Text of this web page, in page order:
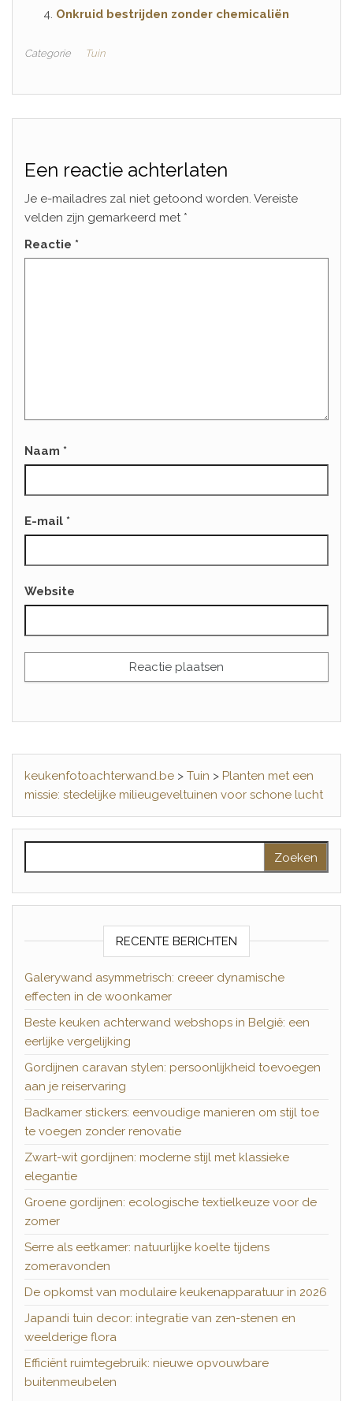
Onkruid bestrijden zonder chemicaliën
Categorie Tuin
Een reactie achterlaten
Je e-mailadres zal niet getoond worden. Vereiste
velden zijn gemarkeerd met *
Reactie *
Naam *
E-mail *
Website
keukenfotoachterwand.be > Tuin > Planten met een
missie: stedelijke milieugeveltuinen voor schone lucht
RECENTE BERICHTEN
Galerywand asymmetrisch: creeer dynamische
effecten in de woonkamer
Beste keuken achterwand webshops in België: een
eerlijke vergelijking
Gordijnen caravan stylen: persoonlijkheid toevoegen
aan je reiservaring
Badkamer stickers: eenvoudige manieren om stijl toe
te voegen zonder renovatie
Zwart-wit gordijnen: moderne stijl met klassieke
elegantie
Groene gordijnen: ecologische textielkeuze voor de
zomer
Serre als eetkamer: natuurlijke koelte tijdens
zomeravonden
De opkomst van modulaire keukenapparatuur in 2026
Japandi tuin decor: integratie van zen-stenen en
weelderige flora
Efficiënt ruimtegebruik: nieuwe opvouwbare
buitenmeubelen